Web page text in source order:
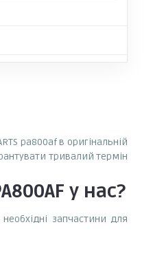
pa800af в оригінальній
тривалий термін
у нас?
запчастини для